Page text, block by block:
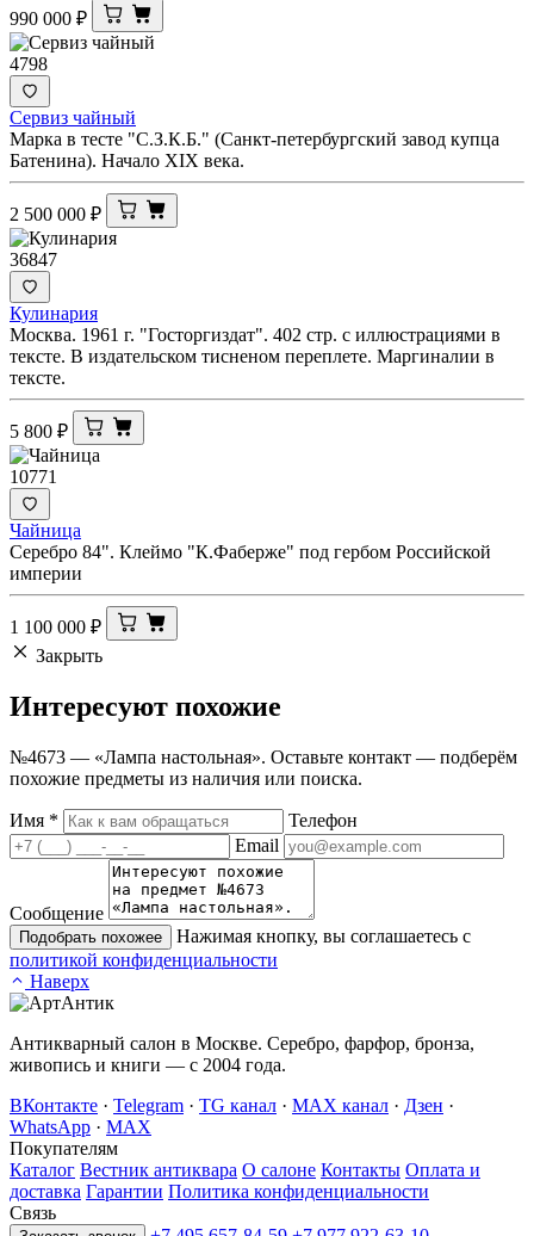
990 000 ₽
4798
Сервиз чайный
Марка в тесте "С.З.К.Б." (Санкт-петербургский завод купца
Батенина). Начало XIX века.
2 500 000 ₽
36847
Кулинария
Москва. 1961 г. "Госторгиздат". 402 стр. с иллюстрациями в
тексте. В издательском тисненом переплете. Маргиналии в
тексте.
5 800 ₽
10771
Чайница
Серебро 84". Клеймо "К.Фаберже" под гербом Российской
империи
1 100 000 ₽
Закрыть
Интересуют похожие
№4673 — «Лампа настольная». Оставьте контакт — подберём
похожие предметы из наличия или поиска.
Имя *
Телефон
Email
Сообщение
Подобрать похожее
Нажимая кнопку, вы соглашаетесь с
политикой конфиденциальности
Наверх
Антикварный салон в Москве. Серебро, фарфор, бронза,
живопись и книги — с 2004 года.
ВКонтакте · Telegram · TG канал · MAX канал · Дзен ·
WhatsApp · MAX
Покупателям
Каталог Вестник антиквара О салоне Контакты Оплата и
доставка Гарантии Политика конфиденциальности
Связь